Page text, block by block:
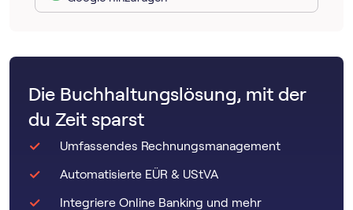
Die Buchhaltungslösung, mit der
du Zeit sparst
Umfassendes Rechnungsmanagement
Automatisierte EÜR & UStVA
Integriere Online Banking und mehr